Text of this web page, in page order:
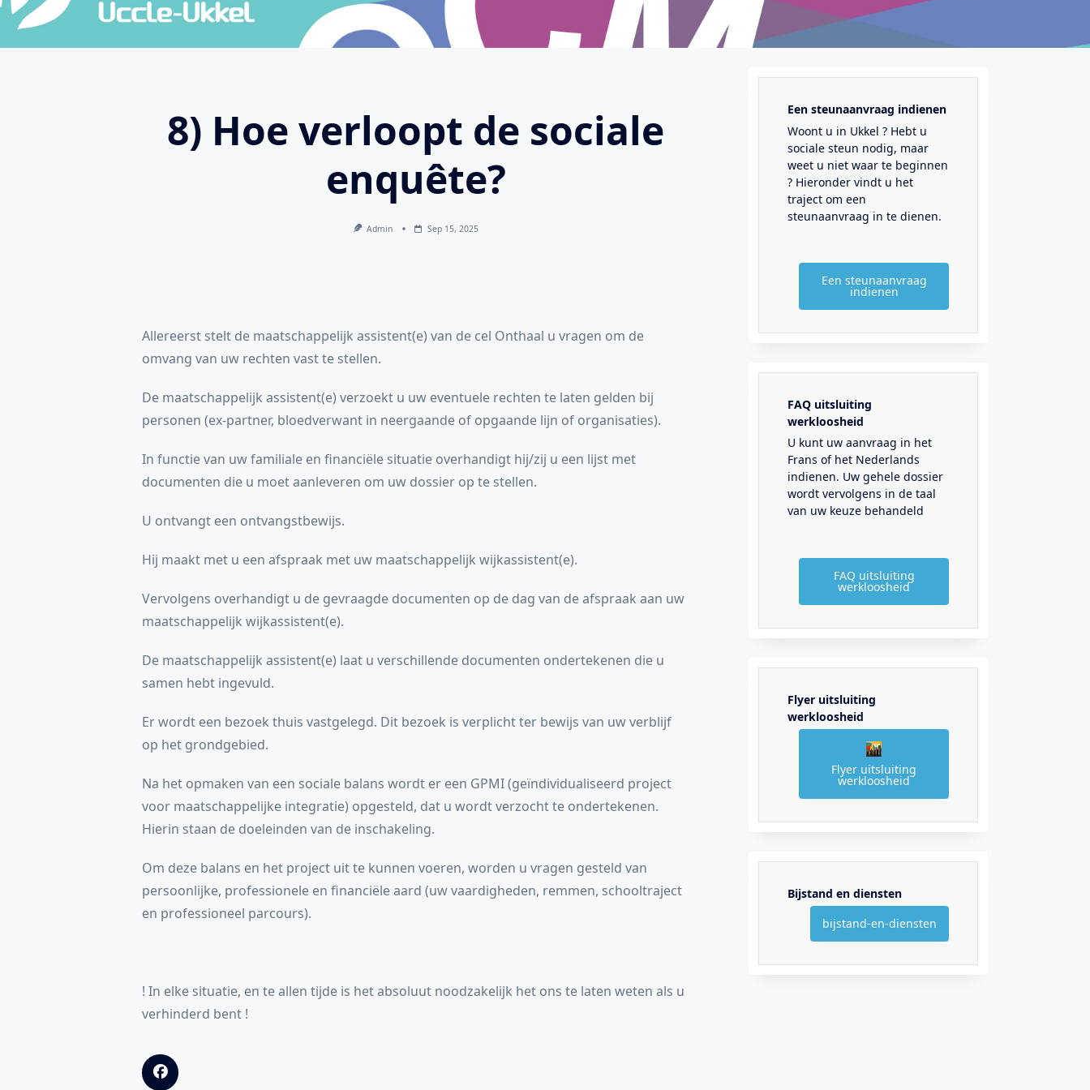
8) Hoe verloopt de sociale
enquête?
Admin Sep 15, 2025
Allereerst stelt de maatschappelijk assistent(e) van de cel Onthaal u vragen om de
omvang van uw rechten vast te stellen.
De maatschappelijk assistent(e) verzoekt u uw eventuele rechten te laten gelden bij
personen (ex-partner, bloedverwant in neergaande of opgaande lijn of organisaties).
In functie van uw familiale en financiële situatie overhandigt hij/zij u een lijst met
documenten die u moet aanleveren om uw dossier op te stellen.
U ontvangt een ontvangstbewijs.
Hij maakt met u een afspraak met uw maatschappelijk wijkassistent(e).
Vervolgens overhandigt u de gevraagde documenten op de dag van de afspraak aan uw
maatschappelijk wijkassistent(e).
De maatschappelijk assistent(e) laat u verschillende documenten ondertekenen die u
samen hebt ingevuld.
Er wordt een bezoek thuis vastgelegd. Dit bezoek is verplicht ter bewijs van uw verblijf
op het grondgebied.
Na het opmaken van een sociale balans wordt er een GPMI (geïndividualiseerd project
voor maatschappelijke integratie) opgesteld, dat u wordt verzocht te ondertekenen.
Hierin staan de doeleinden van de inschakeling.
Om deze balans en het project uit te kunnen voeren, worden u vragen gesteld van
persoonlijke, professionele en financiële aard (uw vaardigheden, remmen, schooltraject
en professioneel parcours).
! In elke situatie, en te allen tijde is het absoluut noodzakelijk het ons te laten weten als u
verhinderd bent !
Een steunaanvraag indienen
Woont u in Ukkel ? Hebt u
sociale steun nodig, maar
weet u niet waar te beginnen
? Hieronder vindt u het
traject om een
steunaanvraag in te dienen.
Een steunaanvraag
indienen
FAQ uitsluiting
werkloosheid
U kunt uw aanvraag in het
Frans of het Nederlands
indienen. Uw gehele dossier
wordt vervolgens in de taal
van uw keuze behandeld
FAQ uitsluiting
werkloosheid
Flyer uitsluiting
werkloosheid
Flyer uitsluiting
werkloosheid
Bijstand en diensten
bijstand-en-diensten